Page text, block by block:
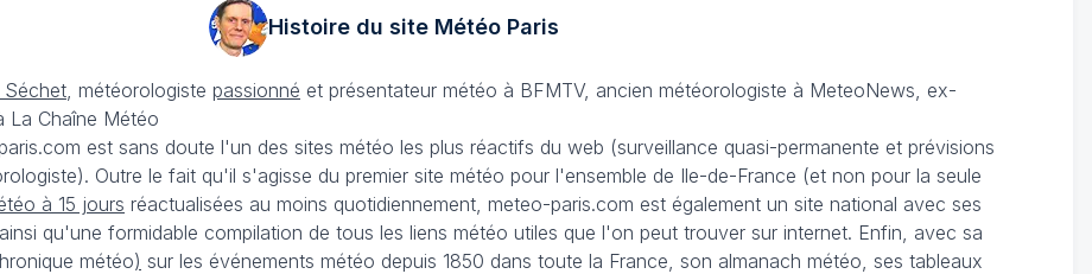
Histoire du site MétéoParis
Séchet , météorologiste passionné et présentateur météo à BFMTV, ancien météorologiste à MeteoNews, ex-
La Chaîne Météo
est sans doute l'un des sites météo les plus réactifs du web (surveillance quasi-permanente et prévisions
Outre le fait qu'il s'agisse du premier site météo pour l'ensemble de Ile-de-France (et non pour la seule
à 15 jours réactualisées au moins quotidiennement, meteo-paris.com est également un site national avec ses
, ainsi qu'une formidable compilation de tous les liens météo utiles que l'on peut trouver sur internet. Enfin, avec sa
météo) sur les événements météo depuis 1850 dans toute la France, son almanach météo, ses tableaux